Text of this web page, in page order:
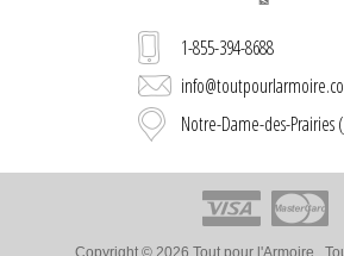
1-855-394-8688
Notre-Dame-des-Prairies